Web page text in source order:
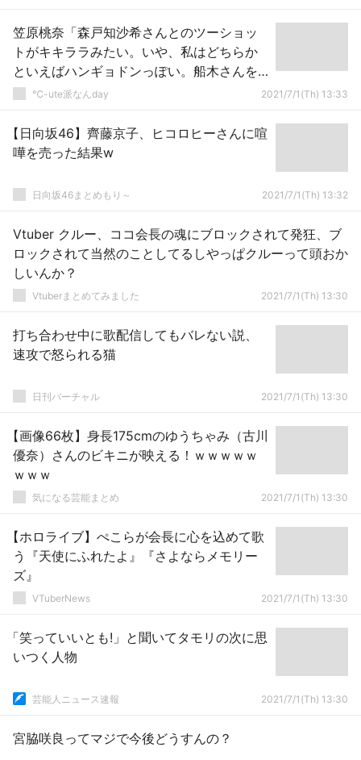
笠原桃奈「森戸知沙希さんとのツーショッ
トがキキララみたい。いや、私はどちらか
といえばハンギョドンっぽい。船木さんを
通じて森戸さんには寂しがってもらってま
℃-ute派なんday 2021/7/1(Th) 13:33
【日向坂46】齊藤京子、ヒコロヒーさんに喧
嘩を売った結果w
日向坂46まとめもり～ 2021/7/1(Th) 13:32
Vtuber クルー、ココ会長の魂にブロックされて発狂、ブ
ロックされて当然のことしてるしやっぱクルーって頭おか
しいんか？
Vtuberまとめてみました 2021/7/1(Th) 13:30
打ち合わせ中に歌配信してもバレない説、
速攻で怒られる猫
日刊バーチャル 2021/7/1(Th) 13:30
【画像66枚】身長175cmのゆうちゃみ（古川
優奈）さんのビキニが映える！ｗｗｗｗｗ
ｗｗｗ
気になる芸能まとめ 2021/7/1(Th) 13:30
【ホロライブ】ぺこらが会長に心を込めて歌
う『天使にふれたよ』『さよならメモリー
ズ』
VTuberNews 2021/7/1(Th) 13:30
「笑っていいとも!」と聞いてタモリの次に思
いつく人物
芸能人ニュース速報 2021/7/1(Th) 13:30
宮脇咲良ってマジで今後どうすんの？